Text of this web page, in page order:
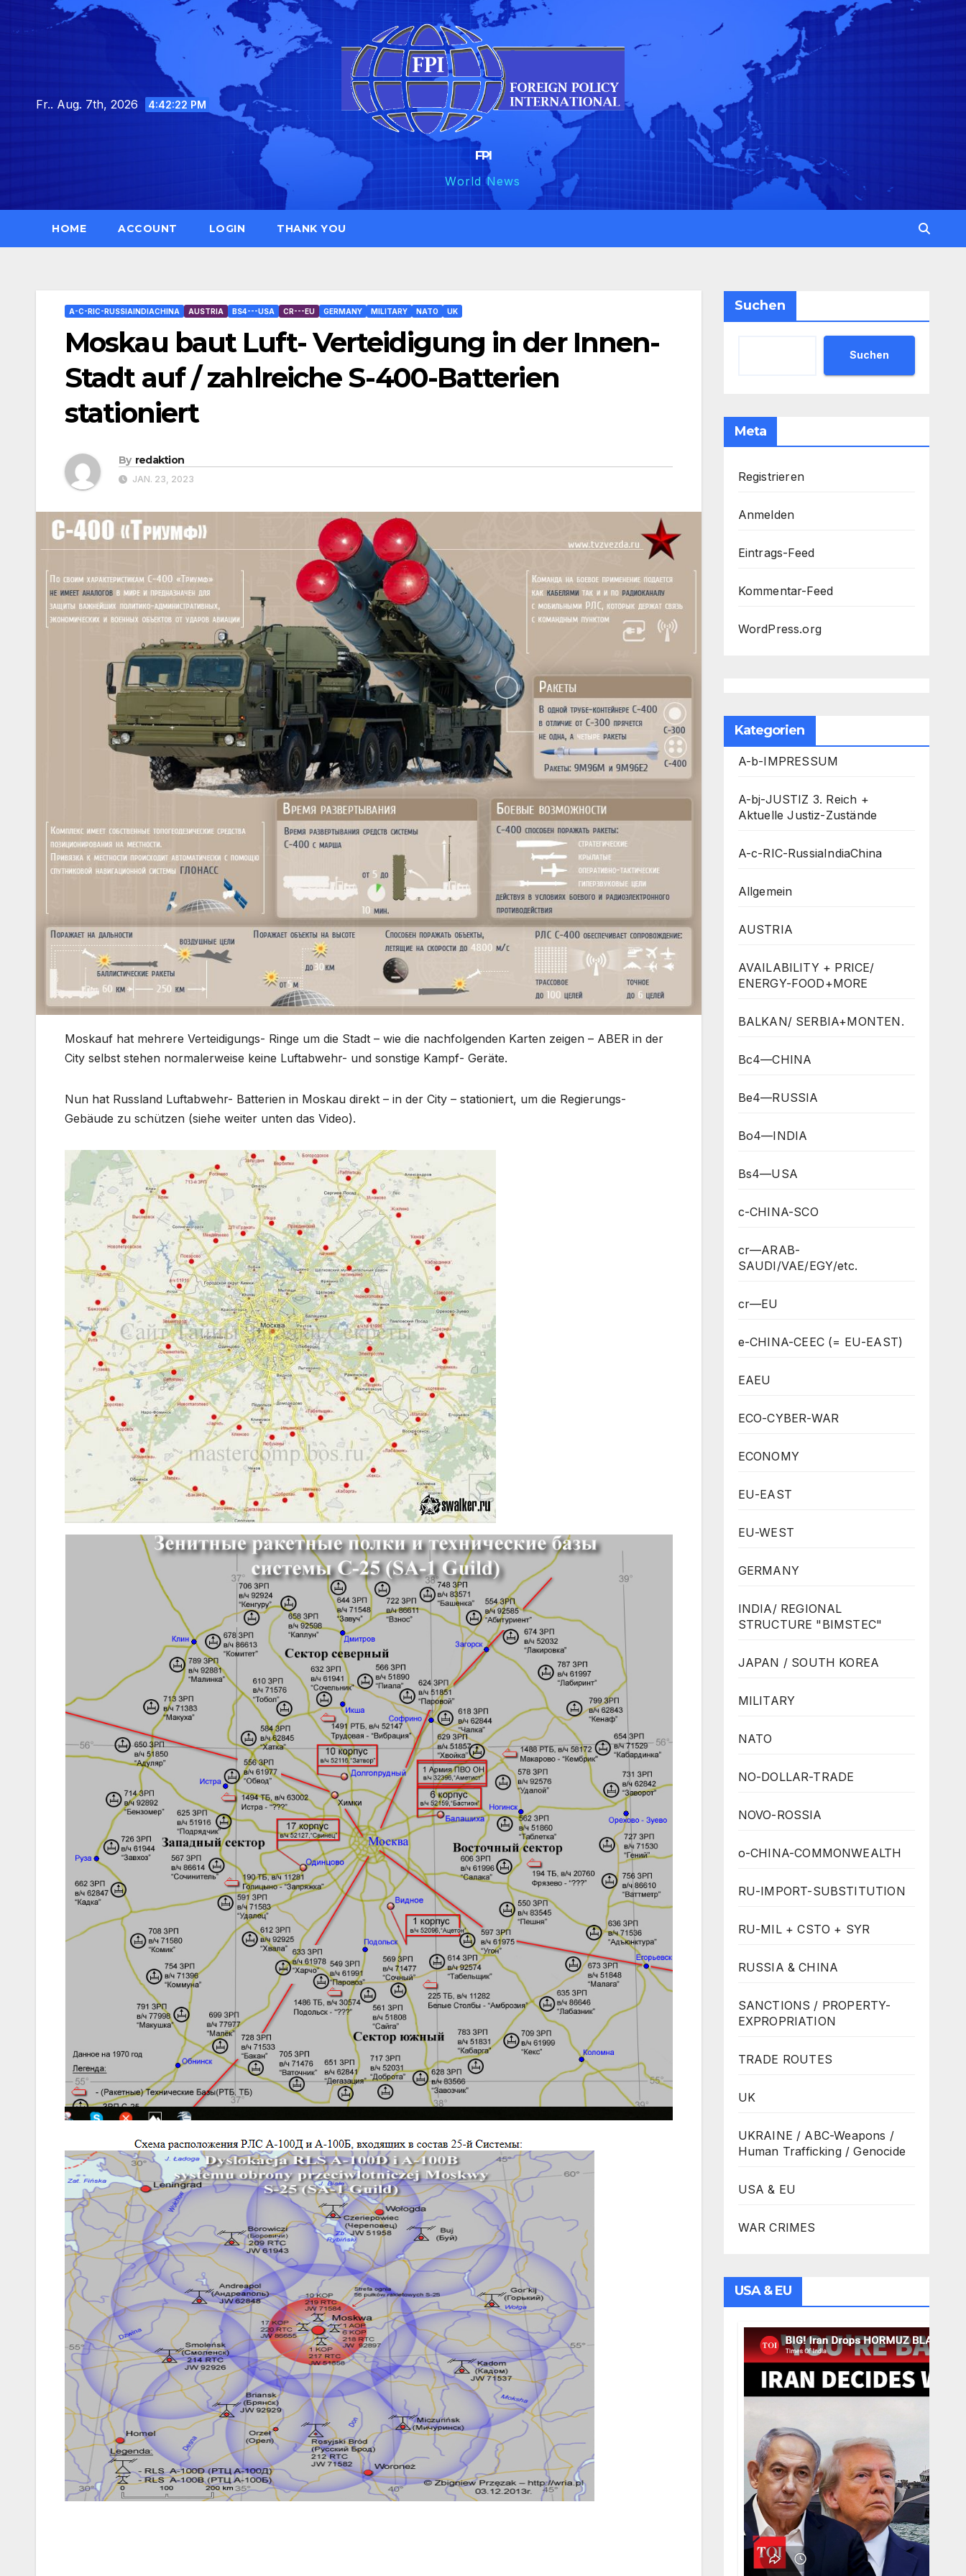
Fr.. Aug. 7th, 2026 4:42:24 PM
FPI
World News
HOME ACCOUNT LOGIN THANK YOU
A-C-RIC-RUSSIAINDIACHINA AUSTRIA BS4---USA CR---EU GERMANY MILITARY NATO UK
Moskau baut Luft- Verteidigung in der Innen-
Stadt auf / zahlreiche S-400-Batterien
stationiert
By redaktion
JAN. 23, 2023
Moskauf hat mehrere Verteidigungs- Ringe um die Stadt – wie die nachfolgenden Karten zeigen – ABER in der
City selbst stehen normalerweise keine Luftabwehr- und sonstige Kampf- Geräte.
Nun hat Russland Luftabwehr- Batterien in Moskau direkt – in der City – stationiert, um die Regierungs-
Gebäude zu schützen (siehe weiter unten das Video).
Suchen
Suchen
Meta
Registrieren
Anmelden
Eintrags-Feed
Kommentar-Feed
WordPress.org
Kategorien
A-b-IMPRESSUM
A-bj-JUSTIZ 3. Reich +
Aktuelle Justiz-Zustände
A-c-RIC-RussiaIndiaChina
Allgemein
AUSTRIA
AVAILABILITY + PRICE/
ENERGY-FOOD+MORE
BALKAN/ SERBIA+MONTEN.
Bc4—CHINA
Be4—RUSSIA
Bo4—INDIA
Bs4—USA
c-CHINA-SCO
cr—ARAB-
SAUDI/VAE/EGY/etc.
cr—EU
e-CHINA-CEEC (= EU-EAST)
EAEU
ECO-CYBER-WAR
ECONOMY
EU-EAST
EU-WEST
GERMANY
INDIA/ REGIONAL
STRUCTURE "BIMSTEC"
JAPAN / SOUTH KOREA
MILITARY
NATO
NO-DOLLAR-TRADE
NOVO-ROSSIA
o-CHINA-COMMONWEALTH
RU-IMPORT-SUBSTITUTION
RU-MIL + CSTO + SYR
RUSSIA & CHINA
SANCTIONS / PROPERTY-
EXPROPRIATION
TRADE ROUTES
UK
UKRAINE / ABC-Weapons /
Human Trafficking / Genocide
USA & EU
WAR CRIMES
USA & EU